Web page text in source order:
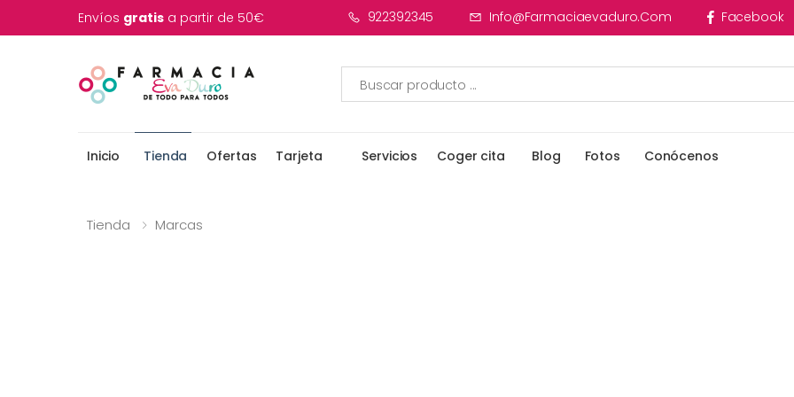
Envíos gratis a partir de 50€ 922392345 Info@farmaciaevaduro.com Facebook
Inicio Tienda Ofertas Tarjeta Servicios Coger cita Blog Fotos Conócenos
Tienda Marcas